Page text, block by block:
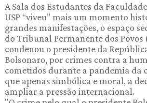
A Sala dos Estudantes da
USP “viveu” mais um momento
grandes manifestações, o espaço
do Tribunal Permanente dos Povos
condenou o presidente da
Bolsonaro, por crimes contra a
cometidos durante a pandemia da
que apenas simbólica e moral, a
ampliar a pressão internacional.